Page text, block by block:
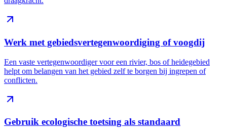
Werk met gebiedsvertegenwoordiging of voogdij
Een vaste vertegenwoordiger voor een rivier, bos of heidegebied
helpt om belangen van het gebied zelf te borgen bij ingrepen of
conflicten.
Gebruik ecologische toetsing als standaard